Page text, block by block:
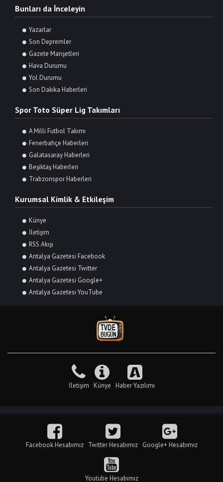
Bunları da İnceleyin
Yazarlar
Son Depremler
Gazete Manşetleri
Hava Durumu
Yol Durumu
Son Dakika Haberleri
Spor Toto Süper Lig Takımları
A Milli Futbol Takımı
Fenerbahçe Haberleri
Galatasaray Haberleri
Beşiktaş Haberleri
Trabzonspor Haberleri
Kurumsal Kimlik & Etkileşim
Künye
İletişim
RSS Akışı
Antalya Gazetesi Facebook
Antalya Gazetesi Twitter
Antalya Gazetesi Google+
Antalya Gazetesi YouTube
İletişim Künye Haber Yazılımı
Facebook Hesabımız Twitter Hesabımız Google+ Hesabımız
Youtube Hesabımız